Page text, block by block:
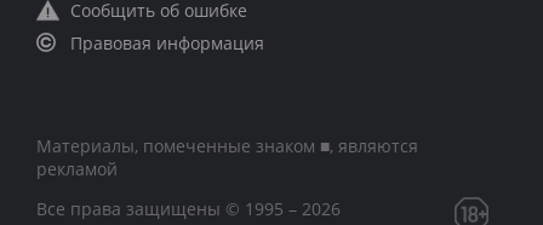
Сообщить об ошибке
Правовая информация
Материалы, помеченные знаком ■, являются
рекламой
Все права защищены © 1995 – 2026